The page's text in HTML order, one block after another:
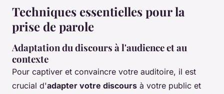
Techniques essentielles pour la
prise de parole
Adaptation du discours à l'audience et au
contexte
Pour captiver et convaincre votre auditoire, il est
crucial d'adapter votre discours à votre public et